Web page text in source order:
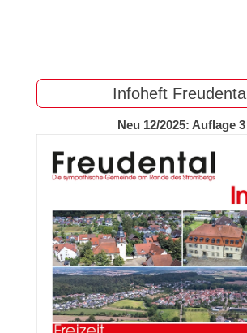
Infoheft Freudental
Neu 12/2025: Auflage 3